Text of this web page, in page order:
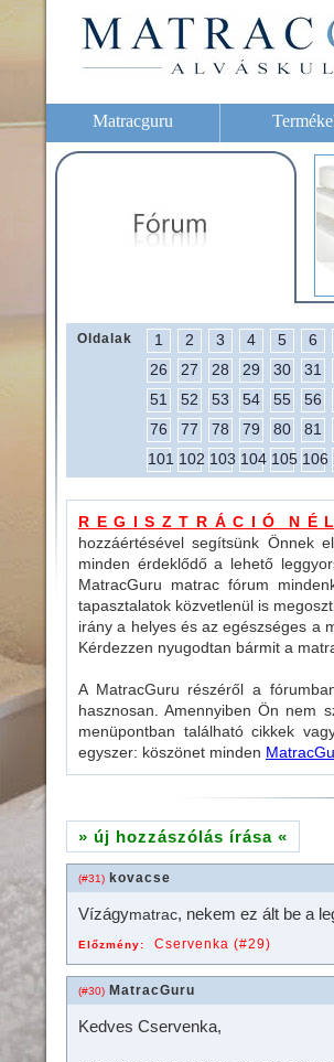
Matracguru
Oldalak 1 2 3 4 5 6
26
27 28 29 30 31
51
52 53 54 55 56
76
77 78 79 80 81
101 102 103 104 105 106
R E G I S Z T R Á C I Ó N É
hozzáértésével segítsünk Önnek
minden érdeklődő a lehető
MatracGuru matrac fórum
tapasztalatok közvetlenül is
irány a helyes és az egészséges a
Kérdezzen nyugodtan bármit a
A MatracGuru részéről a
hasznosan. Amennyiben Ön nem
menüpontban található cikkek
egyszer: köszönet minden
» új hozzászólás írása «
(#31) kovacse
Vízágymatrac, nekem ez ált be a
Előzmény: Cservenka (#29)
(#30) MatracGuru
Kedves Cservenka,